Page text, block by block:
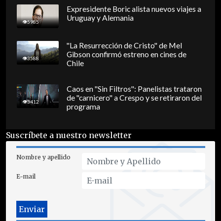
5985
Expresidente Boric alista nuevos viajes a
Uruguay y Alemania
3588
"La Resurrección de Cristo" de Mel
Gibson confirmó estreno en cines de
Chile
3412
Caos en "Sin Filtros": Panelistas trataron
de "carnicero" a Crespo y se retiraron del
programa
Suscríbete a nuestro newsletter
Nombre y apellido
E-mail